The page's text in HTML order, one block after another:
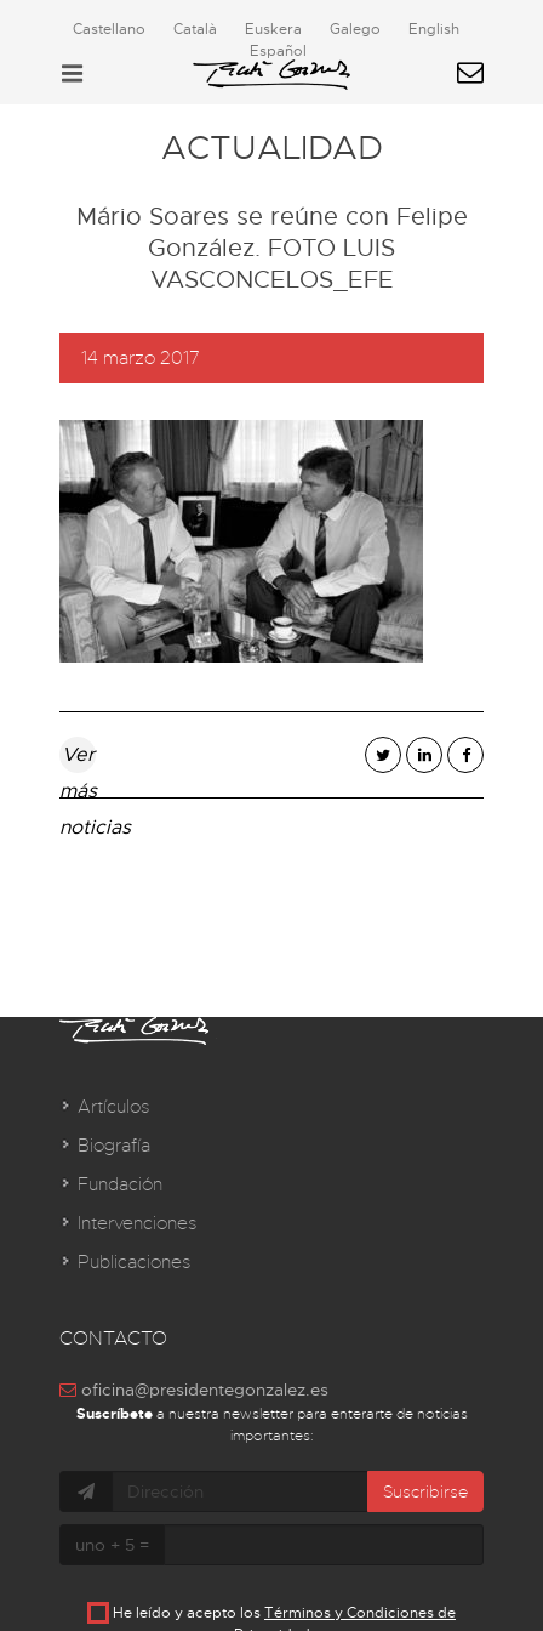
Castellano Català Euskera Galego
English
Español
ACTUALIDAD
Mário Soares se reúne con Felipe
González. FOTO LUIS
VASCONCELOS_EFE
14 marzo 2017
Ver
más
noticias
Artículos
Biografía
Fundación
Intervenciones
Publicaciones
CONTACTO
oficina@presidentegonzalez.es
Suscríbetea nuestra newsletter para enterarte de noticias
importantes:
Suscribirse
uno + 5 =
He leído y acepto losTérminos y Condiciones de